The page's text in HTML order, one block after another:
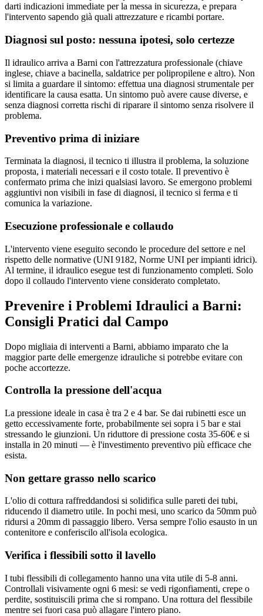
darti indicazioni immediate per la messa in sicurezza, e prepara
l'intervento sapendo già quali attrezzature e ricambi portare.
Diagnosi sul posto: nessuna ipotesi, solo certezze
Il idraulico arriva a Barni con l'attrezzatura professionale (chiave
inglese, chiave a bacinella, saldatrice per polipropilene e altro). Non
si limita a guardare il sintomo: effettua una diagnosi strumentale per
identificare la causa esatta. Un sintomo può avere cause diverse, e
senza diagnosi corretta rischi di riparare il sintomo senza risolvere il
problema.
Preventivo prima di iniziare
Terminata la diagnosi, il tecnico ti illustra il problema, la soluzione
proposta, i materiali necessari e il costo totale. Il preventivo è
confermato prima che inizi qualsiasi lavoro. Se emergono problemi
aggiuntivi non visibili in fase di diagnosi, il tecnico si ferma e ti
comunica la variazione.
Esecuzione professionale e collaudo
L'intervento viene eseguito secondo le procedure del settore e nel
rispetto delle normative (UNI 9182, Norme UNI per impianti idrici).
Al termine, il idraulico esegue test di funzionamento completi. Solo
dopo il collaudo l'intervento viene considerato completato.
Prevenire i Problemi Idraulici a Barni:
Consigli Pratici dal Campo
Dopo migliaia di interventi a Barni, abbiamo imparato che la
maggior parte delle emergenze idrauliche si potrebbe evitare con
poche accortezze.
Controlla la pressione dell'acqua
La pressione ideale in casa è tra 2 e 4 bar. Se dai rubinetti esce un
getto eccessivamente forte, probabilmente sei sopra i 5 bar e stai
stressando le giunzioni. Un riduttore di pressione costa 35-60€ e si
installa in 20 minuti — è l'investimento preventivo più efficace che
esista.
Non gettare grasso nello scarico
L'olio di cottura raffreddandosi si solidifica sulle pareti dei tubi,
riducendo il diametro utile. In pochi mesi, uno scarico da 50mm può
ridursi a 20mm di passaggio libero. Versa sempre l'olio esausto in un
contenitore e conferiscilo all'isola ecologica.
Verifica i flessibili sotto il lavello
I tubi flessibili di collegamento hanno una vita utile di 5-8 anni.
Controllali visivamente ogni 6 mesi: se vedi rigonfiamenti, crepe o
perdite, sostituiscili prima che si rompano. Una rottura del flessibile
mentre sei fuori casa può allagare l'intero piano.